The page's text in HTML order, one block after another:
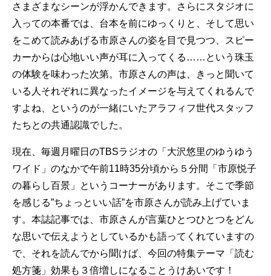
さまざまなシーンが浮かんできます。さらにスタジオに
入っての本番では、台本を前にゆっくりと、そして思い
をこめて読みあげる市原さんの姿を目で見つつ、スピー
カーからは心地いい声が耳に入ってくる……という珠玉
の体験を味わった次第。市原さんの声は、きっと聞いて
いる人それぞれに異なったイメージを与えてくれるんで
すよね、というのが一緒にいたアラフィフ世代スタッフ
たちとの共通認識でした。
現在、毎週月曜日のTBSラジオの「大沢悠里のゆうゆう
ワイド」のなかで午前11時35分頃から５分間「市原悦子
の暮らし百景」というコーナーがあります。そこで季節
を感じる”ちょっといい話”を市原さんが読み上げていま
す。本誌記事では、市原さんが言葉ひとつひとつをどん
な思いで伝えようとしているかも語ってくれていますの
で、それを読んでから聞けば、今回の特集テーマ「読む
処方箋」効果も３倍増しになることうけあいです！